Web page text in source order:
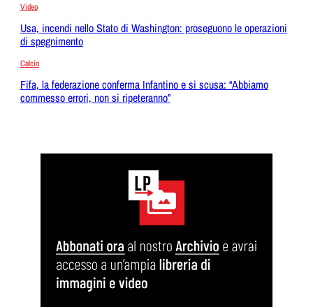
Video
Usa, incendi nello Stato di Washington: proseguono le operazioni
di spegnimento
Calcio
Fifa, la federazione conferma Infantino e si scusa: “Abbiamo
commesso errori, non si ripeteranno”